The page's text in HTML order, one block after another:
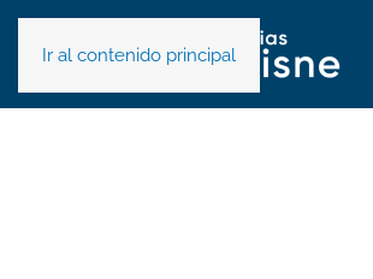
Ir al contenido principal